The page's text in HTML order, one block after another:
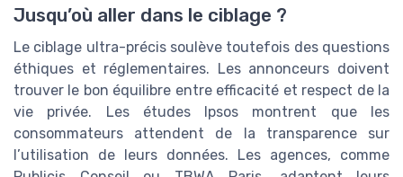
Jusqu’où aller dans le ciblage ?
Le ciblage ultra-précis soulève toutefois des questions
éthiques et réglementaires. Les annonceurs doivent
trouver le bon équilibre entre efficacité et respect de la
vie privée. Les études Ipsos montrent que les
consommateurs attendent de la transparence sur
l’utilisation de leurs données. Les agences, comme